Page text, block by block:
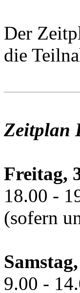
Der
die
Zeitplan
Freitag,
18.00 -
(sofern
9.00 -